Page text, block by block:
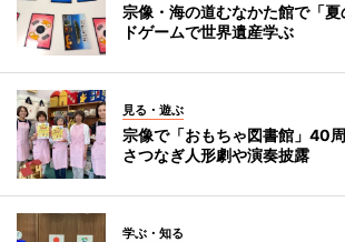
宗像・海の道むなかた館で「
ドゲームで世界遺産学ぶ
見る・遊ぶ
宗像で「おもちゃ図書館」40
さつなぎ人形劇や演奏披露
学ぶ・知る